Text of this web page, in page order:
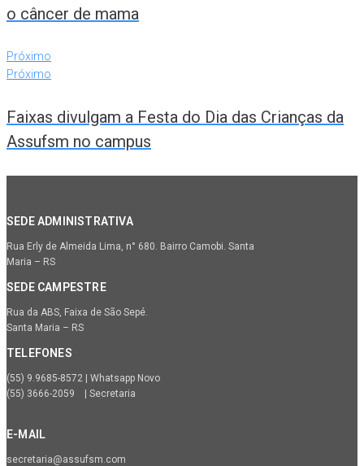
o câncer de mama
Próximo
Próximo
Faixas divulgam a Festa do Dia das Crianças da
Assufsm no campus
SEDE ADMINISTRATIVA
Rua Erly de Almeida Lima, n° 680. Bairro Camobi. Santa
Maria – RS
SEDE CAMPESTRE
Rua da ABS, Faixa de São Sepé.
Santa Maria – RS
TELEFONES
(55) 9.9685-8572 | Whatsapp Novo
(55) 3666-2059 | Secretaria
E-MAIL
secretaria@assufsm.com